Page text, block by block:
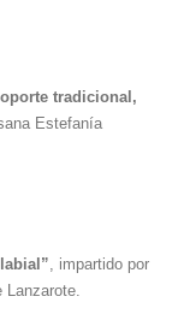
tradicional,
Estefanía
, impartido por
Lanzarote.